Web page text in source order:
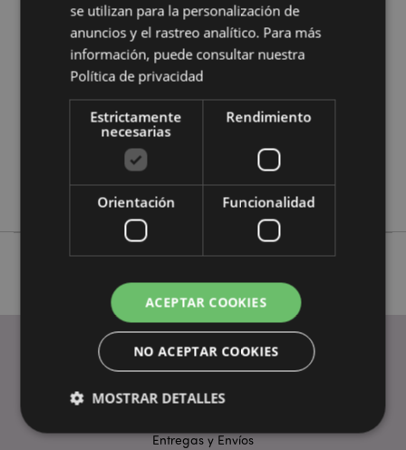
Características del Producto
Información
Altura 10cm Ancho 17cm Profundidad 11cm
5055071748585
0.417000
Sí
No
Entregas y Envíos
se utilizan para la personalización de
anuncios y el rastreo analítico. Para más
información, puede consultar nuestra
Política de privacidad
Estrictamente
necesarias
Rendimiento
Orientación Funcionalidad
ACEPTAR COOKIES
NO ACEPTAR COOKIES
MOSTRAR DETALLES